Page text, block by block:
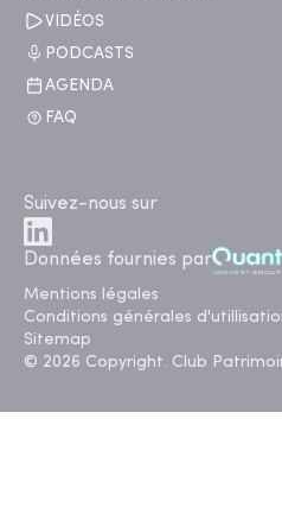
VIDÉOS
PODCASTS
AGENDA
FAQ
Suivez-nous sur
Données fournies par
Mentions légales
Conditions générales
Sitemap
© 2026 Copyright. Club